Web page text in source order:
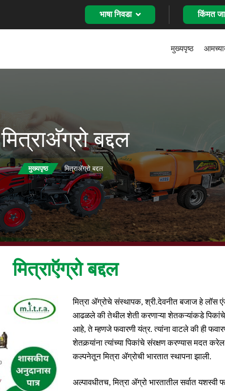
भाषा निवडा किंमत
मुख्यपृष्ठ
मित्राअ‍ॅग्रो बद्दल
मुख्यपृष्ठ मित्राअ‍ॅग्रो बद्दल
मित्राऍग्रो बद्दल
मित्रा अ‍ॅग्रोचे संस्थापक, श्री.देवनीत बजाज हे लॉस
आढळले की तेथील शेती करणाऱ्या शेतकऱ्यांकडे
आहे, ते म्हणजे फवारणी यंत्र. त्यांना वाटले की ही
शेतकर्‍यांना त्यांच्या पिकांचे संरक्षण करण्यास मदत
कल्पनेतून मित्रा अ‍ॅग्रोची भारतात स्थापना झाली.
अल्पावधीतच, मित्रा अ‍ॅग्रो भारतातील सर्वात